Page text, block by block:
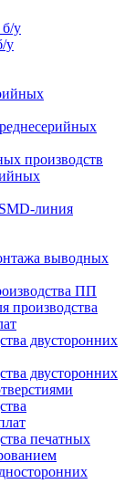
у
у
производств
линия
выводных
ПП
производства
двусторонних
двусторонних
печатных